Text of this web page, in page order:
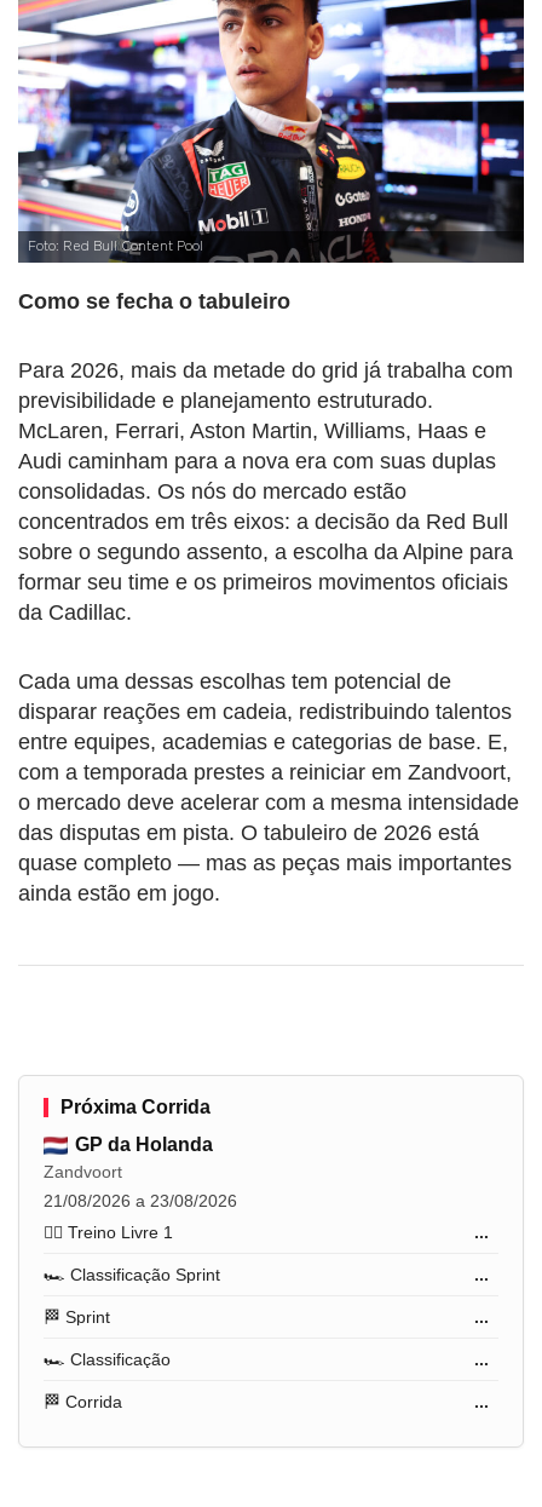
Foto: Red Bull Content Pool
Como se fecha o tabuleiro
Para 2026, mais da metade do grid já trabalha com
previsibilidade e planejamento estruturado.
McLaren, Ferrari, Aston Martin, Williams, Haas e
Audi caminham para a nova era com suas duplas
consolidadas. Os nós do mercado estão
concentrados em três eixos: a decisão da Red Bull
sobre o segundo assento, a escolha da Alpine para
formar seu time e os primeiros movimentos oficiais
da Cadillac.
Cada uma dessas escolhas tem potencial de
disparar reações em cadeia, redistribuindo talentos
entre equipes, academias e categorias de base. E,
com a temporada prestes a reiniciar em Zandvoort,
o mercado deve acelerar com a mesma intensidade
das disputas em pista. O tabuleiro de 2026 está
quase completo — mas as peças mais importantes
ainda estão em jogo.
Próxima Corrida
GP da Holanda
Zandvoort
21/08/2026 a 23/08/2026
🏋️‍♂️ Treino Livre 1
...
🏎️ Classificação Sprint ...
🏁 Sprint ...
🏎️ Classificação ...
🏁 Corrida ...